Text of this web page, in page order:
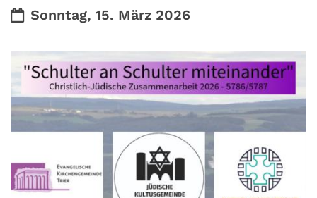
Datum:
Sonntag, 15. März 2026